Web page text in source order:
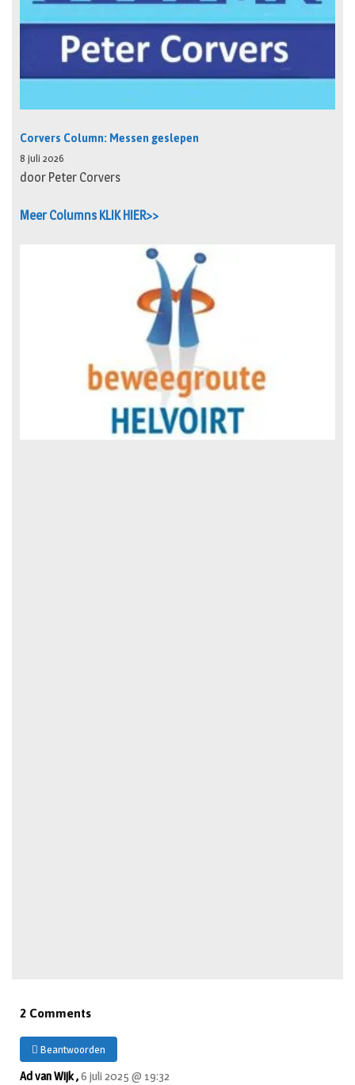
Corvers Column: Messen geslepen
8 juli 2026
door Peter Corvers
Meer Columns KLIK HIER>>
2 Comments
Beantwoorden
Ad van Wijk ,6 juli 2025 @ 19:32